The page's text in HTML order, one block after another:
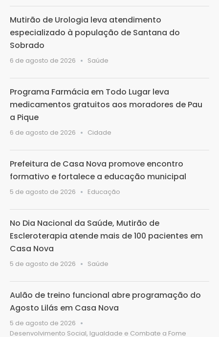
Mutirão de Urologia leva atendimento
especializado à população de Santana do
Sobrado
6 de agosto de 2026 Saúde
Programa Farmácia em Todo Lugar leva
medicamentos gratuitos aos moradores de Pau
a Pique
6 de agosto de 2026 Cidade
Prefeitura de Casa Nova promove encontro
formativo e fortalece a educação municipal
5 de agosto de 2026 Educação
No Dia Nacional da Saúde, Mutirão de
Escleroterapia atende mais de 100 pacientes em
Casa Nova
5 de agosto de 2026 Saúde
Aulão de treino funcional abre programação do
Agosto Lilás em Casa Nova
5 de agosto de 2026
Desenvolvimento Social, Igualdade e Combate a Fome